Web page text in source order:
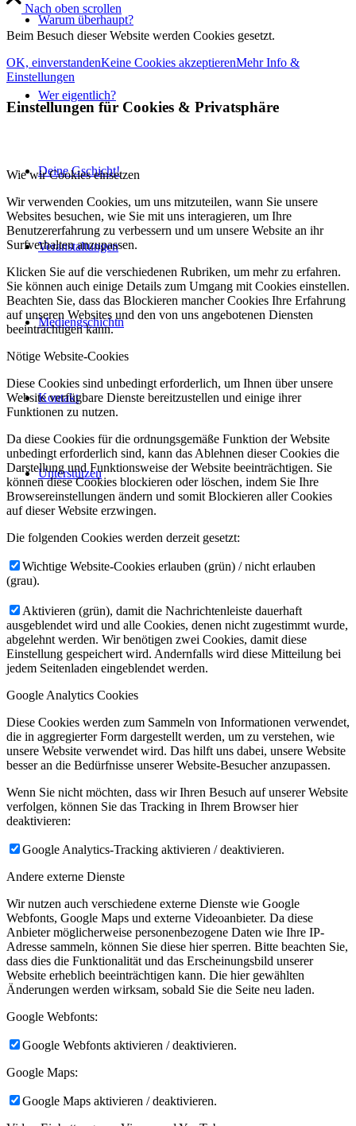
Warum überhaupt?
Wer eigentlich?
Deine Gschicht!
Veranstaltungen
Mediengschichtn
Kontakt
Unterstützen
Nach oben scrollen
Beim Besuch dieser Website werden Cookies gesetzt.
OK, einverstandenKeine Cookies akzeptierenMehr Info &
Einstellungen
Einstellungen für Cookies & Privatsphäre
Wie wir Cookies einsetzen
Wir verwenden Cookies, um uns mitzuteilen, wann Sie unsere
Websites besuchen, wie Sie mit uns interagieren, um Ihre
Benutzererfahrung zu verbessern und um unsere Website an ihr
Surfverhalten anzupassen.
Klicken Sie auf die verschiedenen Rubriken, um mehr zu erfahren.
Sie können auch einige Details zum Umgang mit Cookies einstellen.
Beachten Sie, dass das Blockieren mancher Cookies Ihre Erfahrung
auf unseren Websites und den von uns angebotenen Diensten
beeinträchtigen kann.
Nötige Website-Cookies
Diese Cookies sind unbedingt erforderlich, um Ihnen über unsere
Website verfügbare Dienste bereitzustellen und einige ihrer
Funktionen zu nutzen.
Da diese Cookies für die ordnungsgemäße Funktion der Website
unbedingt erforderlich sind, kann das Ablehnen dieser Cookies die
Darstellung und Funktionsweise der Website beeinträchtigen. Sie
können diese Cookies blockieren oder löschen, indem Sie Ihre
Browsereinstellungen ändern und somit Blockieren aller Cookies
auf dieser Website erzwingen.
Die folgenden Cookies werden derzeit gesetzt:
Wichtige Website-Cookies erlauben (grün) / nicht erlauben
(grau).
Aktivieren (grün), damit die Nachrichtenleiste dauerhaft
ausgeblendet wird und alle Cookies, denen nicht zugestimmt wurde,
abgelehnt werden. Wir benötigen zwei Cookies, damit diese
Einstellung gespeichert wird. Andernfalls wird diese Mitteilung bei
jedem Seitenladen eingeblendet werden.
Google Analytics Cookies
Diese Cookies werden zum Sammeln von Informationen verwendet,
die in aggregierter Form dargestellt werden, um zu verstehen, wie
unsere Website verwendet wird. Das hilft uns dabei, unsere Website
besser an die Bedürfnisse unserer Website-Besucher anzupassen.
Wenn Sie nicht möchten, dass wir Ihren Besuch auf unserer Website
verfolgen, können Sie das Tracking in Ihrem Browser hier
deaktivieren:
Google Analytics-Tracking aktivieren / deaktivieren.
Andere externe Dienste
Wir nutzen auch verschiedene externe Dienste wie Google
Webfonts, Google Maps und externe Videoanbieter. Da diese
Anbieter möglicherweise personenbezogene Daten wie Ihre IP-
Adresse sammeln, können Sie diese hier sperren. Bitte beachten Sie,
dass dies die Funktionalität und das Erscheinungsbild unserer
Website erheblich beeinträchtigen kann. Die hier gewählten
Änderungen werden wirksam, sobald Sie die Seite neu laden.
Google Webfonts:
Google Webfonts aktivieren / deaktivieren.
Google Maps:
Google Maps aktivieren / deaktivieren.